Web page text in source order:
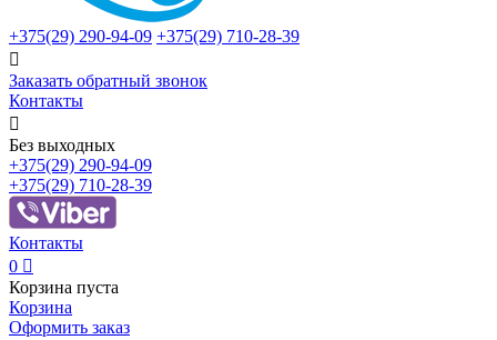
+375(29) 290-94-09 +375(29) 710-28-39

Заказать обратный звонок
Контакты

Без выходных
+375(29) 290-94-09
+375(29) 710-28-39
Контакты
0 
Корзина пуста
Корзина
Оформить заказ